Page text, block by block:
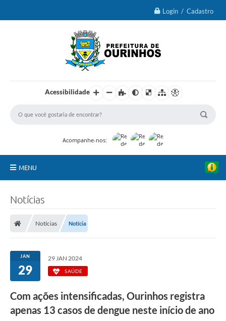
Login / Cadastro
Acessibilidade
Acompanhe-nos:
MENU
Portal da Transparência
Turismo
Secretarias
Notícias
Notícias Notícia
JAN
29
29 JAN 2024
SAÚDE
Com ações intensificadas, Ourinhos registra
apenas 13 casos de dengue neste início de ano